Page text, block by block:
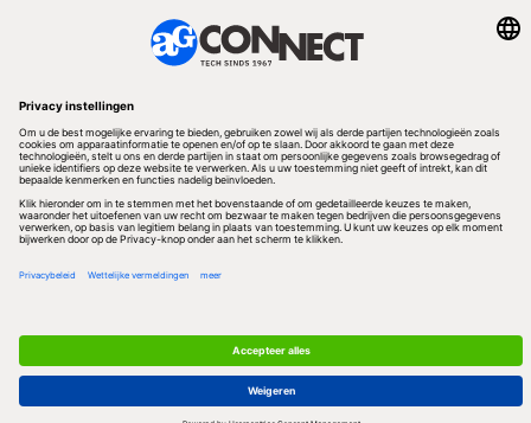
Volg ons
Redactionele partner
Algemene Voorwaarden & Copyrights